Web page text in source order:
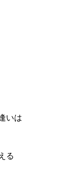
いは
る